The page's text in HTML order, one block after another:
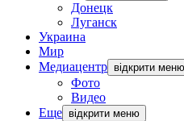
Донецк
Луганск
Украина
Мир
Медиацентр відкрити меню
Фото
Видео
Еще відкрити меню